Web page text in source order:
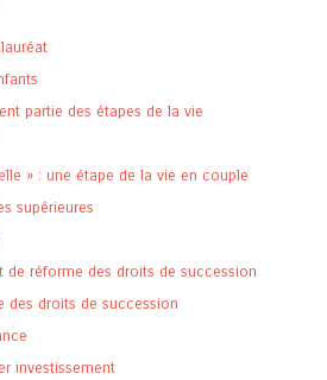
partie des étapes de la vie
» : une étape de la vie en couple
supérieures
de réforme des droits de succession
des droits de succession
investissement